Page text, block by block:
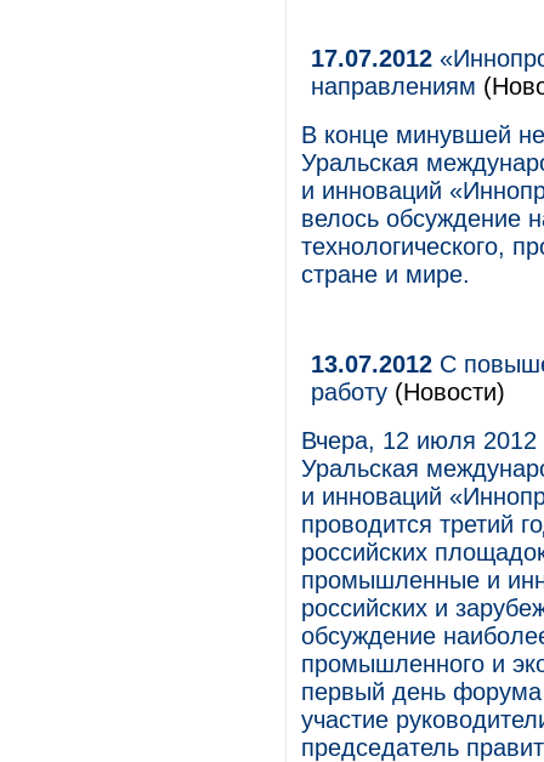
17.07.2012
направлениям
В конце минувшей
Уральская
и инноваций
велось обсуждение
технологического,
стране и мире.
13.07.2012 С
работу (Новости)
Вчера, 12 июля 2012
Уральская
и инноваций
проводится третий
российских
промышленные и
российских и
обсуждение
промышленного и
первый день
участие
председатель